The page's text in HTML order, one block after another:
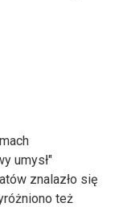
umysł"
znalazło się
też